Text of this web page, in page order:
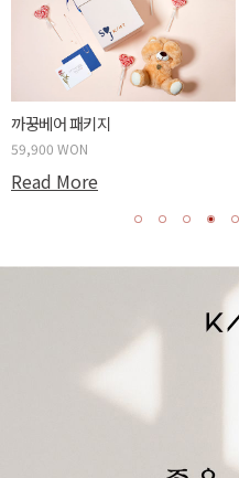
59,900 WON
Read More